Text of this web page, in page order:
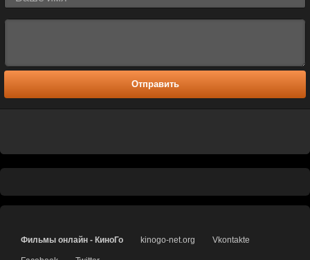
Отправить
Фильмы онлайн - КиноГо kinogo-net.org Vkontakte